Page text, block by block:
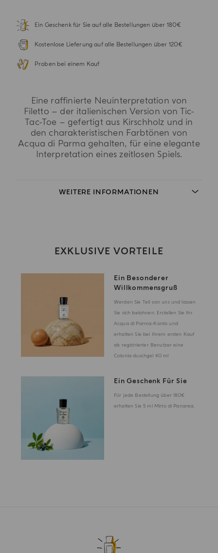
Ein Geschenk für Sie auf alle Bestellungen über 180€
Kostenlose Lieferung auf alle Bestellungen über 120€
Proben bei einem Kauf
Eine raffinierte Neuinterpretation von
Filetto – der italienischen Version von Tic-
Tac-Toe – gefertigt aus Kirschholz und in
den charakteristischen Farbtönen von
Acqua di Parma gehalten, für eine elegante
Interpretation eines zeitlosen Spiels.
WEITERE INFORMATIONEN
EXKLUSIVE VORTEILE
Ein Besonderer
Willkommensgruß
Werden Sie Teil von uns und lassen
Sie sich belohnen. Erstellen Sie Ihr
Acqua di Parma-Konto und
erhalten Sie bei Ihrem ersten Kauf
als registrierter Benutzer eine
Colonia duschgel 40 ml
Ein Geschenk Für Sie
Für jede Bestellung über 180€
erhalten Sie 5 ml Mirto di Panarea.